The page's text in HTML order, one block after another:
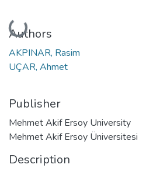
Loading...
Authors
AKPINAR, Rasim
UÇAR, Ahmet
Publisher
Mehmet Akif Ersoy University
Mehmet Akif Ersoy Üniversitesi
Description